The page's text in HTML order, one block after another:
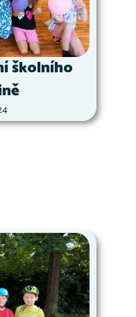
školního